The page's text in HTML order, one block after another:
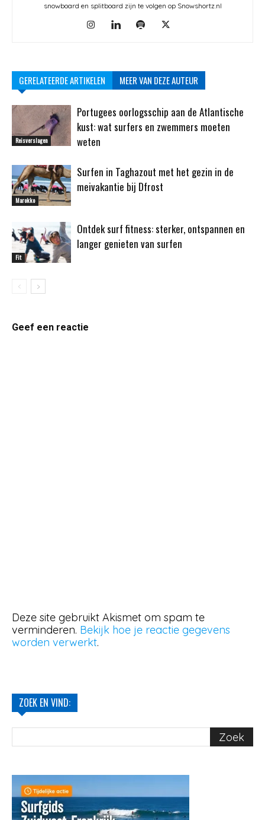
snowboard en splitboard zijn te volgen op Snowshortz.nl
GERELATEERDE ARTIKELEN MEER VAN DEZE AUTEUR
Reisverslagen
Portugees oorlogsschip aan de Atlantische
kust: wat surfers en zwemmers moeten
weten
Marokko
Surfen in Taghazout met het gezin in de
meivakantie bij Dfrost
Fit
Ontdek surf fitness: sterker, ontspannen en
langer genieten van surfen
Geef een reactie
Deze site gebruikt Akismet om spam te
verminderen. Bekijk hoe je reactie gegevens
worden verwerkt.
ZOEK EN VIND: